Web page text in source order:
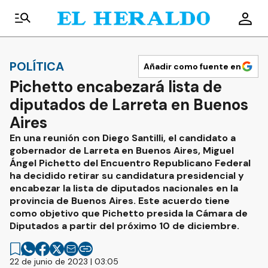
POLÍTICA Añadir como fuente en
Pichetto encabezará lista de
diputados de Larreta en Buenos
Aires
En una reunión con Diego Santilli, el candidato a
gobernador de Larreta en Buenos Aires, Miguel
Ángel Pichetto del Encuentro Republicano Federal
ha decidido retirar su candidatura presidencial y
encabezar la lista de diputados nacionales en la
provincia de Buenos Aires. Este acuerdo tiene
como objetivo que Pichetto presida la Cámara de
Diputados a partir del próximo 10 de diciembre.
22 de junio de 2023 | 03:05